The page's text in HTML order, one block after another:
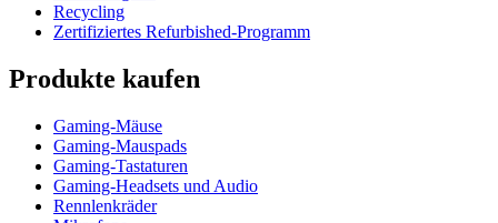
Recycling
Zertifiziertes Refurbished-Programm
Produkte kaufen
Gaming-Mäuse
Gaming-Mauspads
Gaming-Tastaturen
Gaming-Headsets und Audio
Rennlenkräder